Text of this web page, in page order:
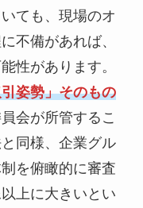
ても、現場のオ
不備があれば、
性があります。
姿勢」そのもの
会が所管するこ
同様、企業グル
を俯瞰的に審査
上に大きいとい